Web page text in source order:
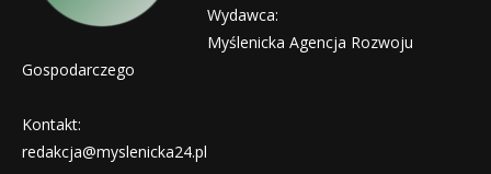
Wydawca:
Myślenicka Agencja Rozwoju
Gospodarczego
Kontakt:
redakcja@myslenicka24.pl